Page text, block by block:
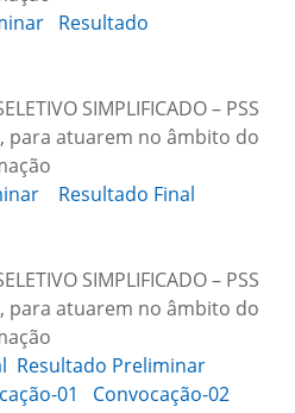
Resultado
SIMPLIFICADO – PSS
para atuarem no âmbito do
Resultado Final
SIMPLIFICADO – PSS
para atuarem no âmbito do
Resultado Preliminar
01 Convocação-02